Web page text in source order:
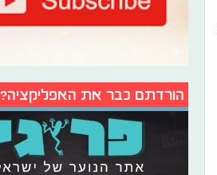
הורדתם כבר את האפליקציה?